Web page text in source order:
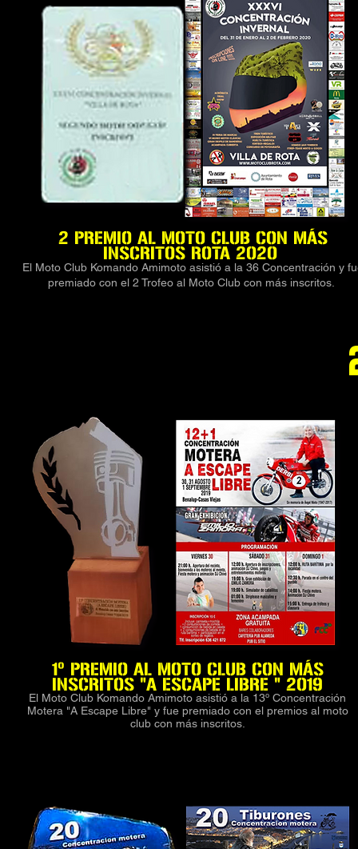
2 PREMIO AL MOTO CLUB CON MÁS
INSCRITOS ROTA 2020
El Moto Club Komando Amimoto asistió a la 36 Concentración y
premiado con el 2 Trofeo al Moto Club con más inscritos.
1º PREMIO AL MOTO CLUB CON MÁS
INSCRITOS "A ESCAPE LIBRE " 2019
El Moto Club Komando Amimoto asistió a la 13º Concentración
Motera "A Escape Libre" y fue premiado con el premios al moto
club con más inscritos.